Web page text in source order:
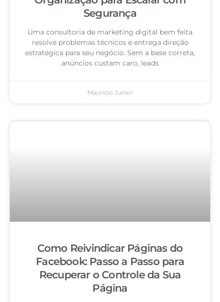
Segurança
Uma consultoria de marketing digital bem feita
resolve problemas técnicos e entrega direção
estratégica para seu negócio. Sem a base correta,
anúncios custam caro, leads
Mauricio Junior
Como Reivindicar Páginas do
Facebook: Passo a Passo para
Recuperar o Controle da Sua
Página